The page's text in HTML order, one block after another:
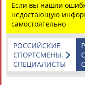
Вербина (до...
(Проект:
27.06.2026
Скончался
Виктор Кудрявцев
...анова, первая
одиночном катании,
Бутырская и другие.
Если вы нашли
недостающую
самостоятельно
РОССИЙСКИЕ
СПОРТСМЕНЫ,
СПЕЦИАЛИСТЫ